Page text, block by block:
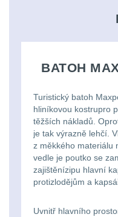
Objednávky
990
1000
2000
Dětské
Brašne
tašky
Ledvinky
poutka
reliéf
dlouhé
vzdálenosti
Multi-
range
pláštěnky
Čepice,
kukly,
šátky
Chrániče
sluchu
baterie3
Svítilny pro 18650
baterie8
Svítilny pro 21700
baterie3
Svítilny pro 26650
BATOH
Turistický batoh
hliníkovou kostrupro
těžších nákladů.
je tak výrazně lehčí.
z měkkého materiálu
vedle je poutko se
zajištěnízipu hlavní
protizlodějům a
Uvnitř hlavního